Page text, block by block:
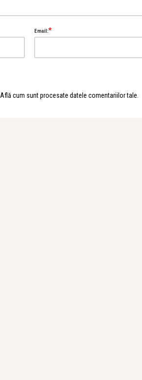
Email:*
Află cum sunt procesate datele comentariilor tale